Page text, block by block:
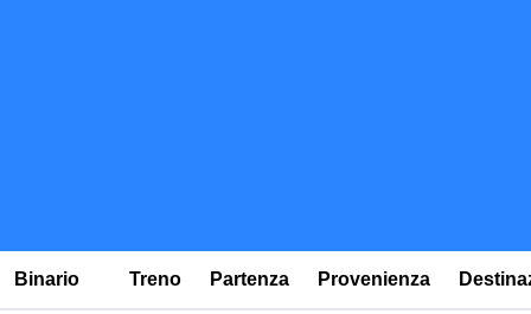
Binario Treno Partenza Provenienza